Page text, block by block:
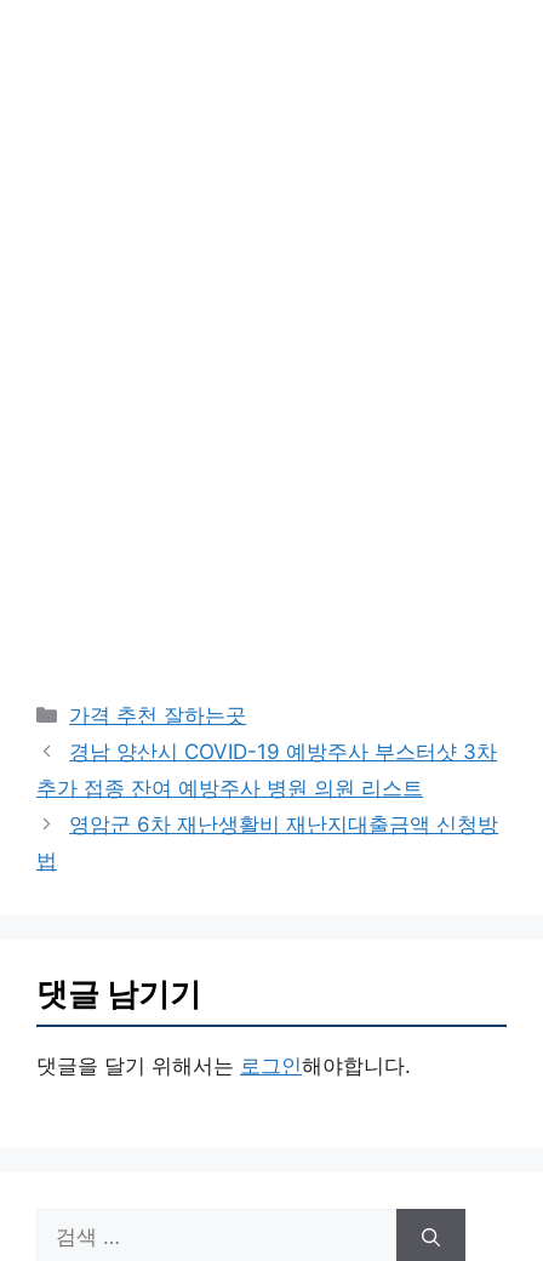
카
테
고
리
가격 추천 잘하는곳
경남 양산시 COVID-19 예방주사 부스터샷 3차
추가 접종 잔여 예방주사 병원 의원 리스트
영암군 6차 재난생활비 재난지대출금액 신청방
법
댓글 남기기
댓글을 달기 위해서는 로그인해야합니다.
색: